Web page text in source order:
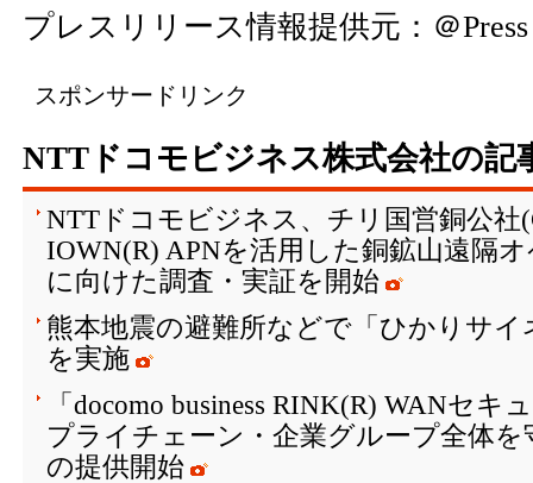
プレスリリース情報提供元： ＠Press
スポンサードリンク
NTTドコモビジネス株式会社の記
NTTドコモビジネス、チリ国営銅公社
IOWN(R) APNを活用した銅鉱山遠隔
に向けた調査・実証を開始
熊本地震の避難所などで「ひかりサ
を実施
「docomo business RINK(R) WANセ
プライチェーン・企業グループ全体を
の提供開始